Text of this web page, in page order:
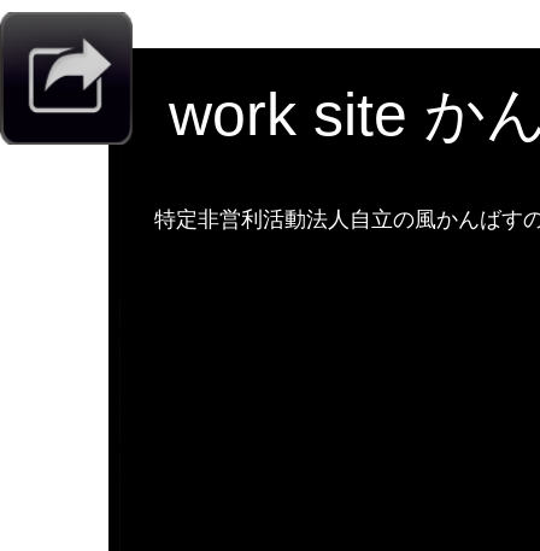
work site か
特定非営利活動法人自立の風かんばす